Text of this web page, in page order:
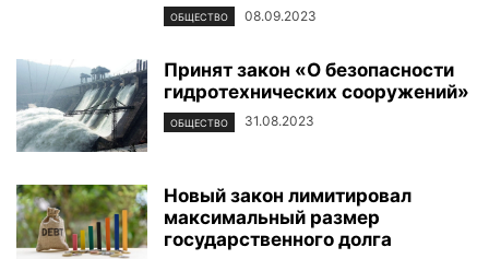
ОБЩЕСТВО 08.09.2023
Принят закон «О безопасности
гидротехнических сооружений»
ОБЩЕСТВО 31.08.2023
Новый закон лимитировал
максимальный размер
государственного долга